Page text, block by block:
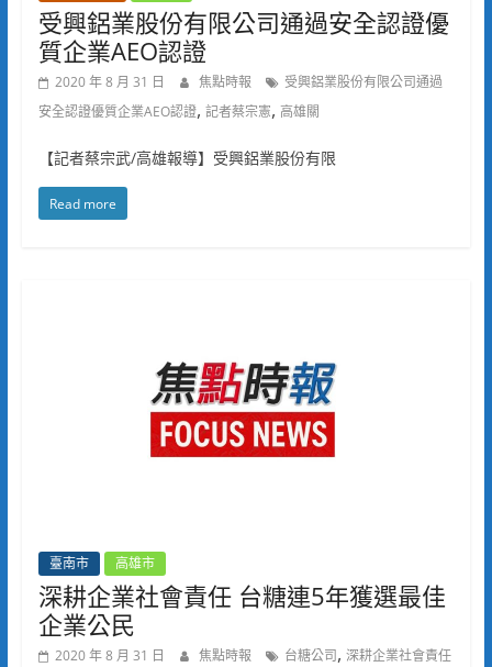
受興鋁業股份有限公司通過安全認證優
質企業AEO認證
2020 年 8 月 31 日 焦點時報
受興鋁業股份有限公司通過
安全認證優質企業AEO認證, 記者蔡宗憲, 高雄關
【記者蔡宗武/高雄報導】受興鋁業股份有限
Read more
臺南市 高雄市
深耕企業社會責任 台糖連5年獲選最佳
企業公民
2020 年 8 月 31 日 焦點時報 台糖公司, 深耕企業社會責任